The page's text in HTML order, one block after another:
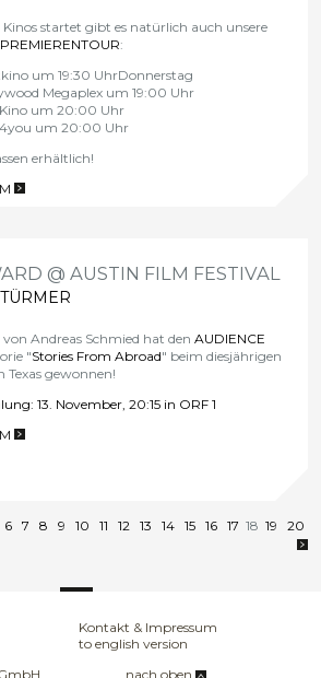
startet gibt es natürlich auch unsere
:
um 19:30 UhrDonnerstag
Megaplex um 19:00 Uhr
um 20:00 Uhr
um 20:00 Uhr
erhältlich!
@ AUSTIN FILM FESTIVAL
von Andreas Schmied hat denAUDIENCE
"Stories From Abroad" beim diesjährigen
Texas gewonnen!
13. November, 20:15 in ORF 1
6 7 8 9 10 11 12 13 14 15 16 17 18 19 20
Kontakt & Impressum
to english version
nach oben